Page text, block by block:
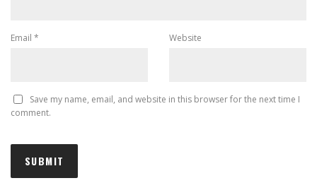
Email * Website
Save my name, email, and website in this browser for the next time I
comment.